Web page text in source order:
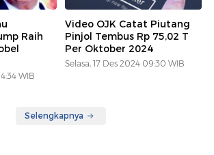
Raih
WIB
Video OJK Catat Piutang
Pinjol Tembus Rp 75,02 T
Per Oktober 2024
Selasa, 17 Des 2024 09:30 WIB
Selengkapnya